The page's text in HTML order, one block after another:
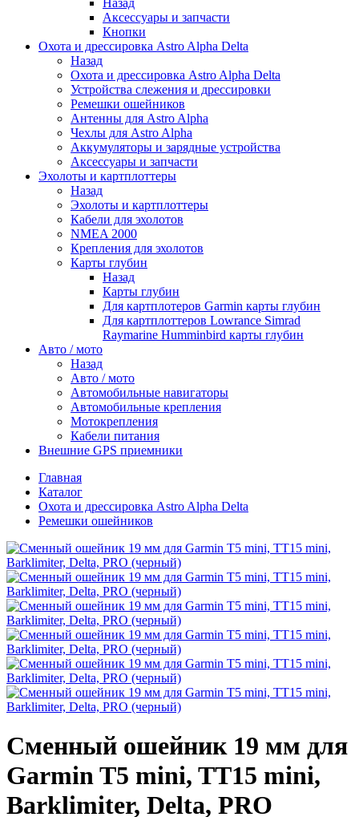
Назад
Аксессуары и запчасти
Кнопки
Охота и дрессировка Astro Alpha Delta
Назад
Охота и дрессировка Astro Alpha Delta
Устройства слежения и дрессировки
Ремешки ошейников
Антенны для Astro Alpha
Чехлы для Astro Alpha
Аккумуляторы и зарядные устройства
Аксессуары и запчасти
Эхолоты и картплоттеры
Назад
Эхолоты и картплоттеры
Кабели для эхолотов
NMEA 2000
Крепления для эхолотов
Карты глубин
Назад
Карты глубин
Для картплотеров Garmin карты глубин
Для картплоттеров Lowrance Simrad
Raymarine Humminbird карты глубин
Авто / мото
Назад
Авто / мото
Автомобильные навигаторы
Автомобильные крепления
Мотокрепления
Кабели питания
Внешние GPS приемники
Главная
Каталог
Охота и дрессировка Astro Alpha Delta
Ремешки ошейников
Сменный ошейник 19 мм для
Garmin T5 mini, TT15 mini,
Barklimiter, Delta, PRO